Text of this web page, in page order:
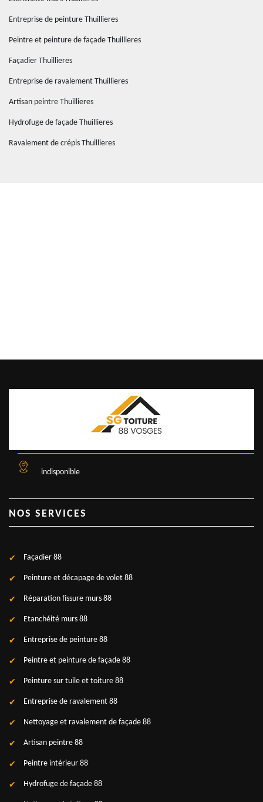
Entreprise de peinture Thuillieres
Peintre et peinture de façade Thuillieres
Façadier Thuillieres
Entreprise de ravalement Thuillieres
Artisan peintre Thuillieres
Hydrofuge de façade Thuillieres
Ravalement de crépis Thuillieres
indisponible
NOS SERVICES
Façadier 88
Peinture et décapage de volet 88
Réparation fissure murs 88
Etanchéité murs 88
Entreprise de peinture 88
Peintre et peinture de façade 88
Peinture sur tuile et toiture 88
Entreprise de ravalement 88
Nettoyage et ravalement de façade 88
Artisan peintre 88
Peintre intérieur 88
Hydrofuge de façade 88